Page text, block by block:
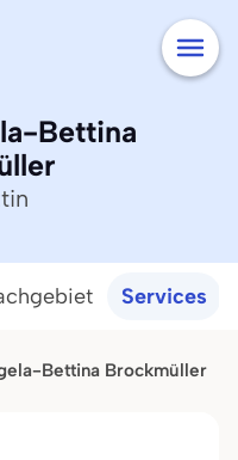
Bettina
Services
Bettina Brockmüller